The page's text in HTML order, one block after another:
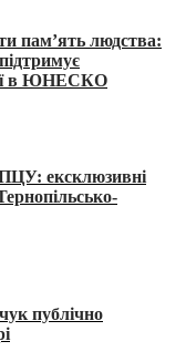
пам’ять людства:
в ЮНЕСКО
ексклюзивні
публічно